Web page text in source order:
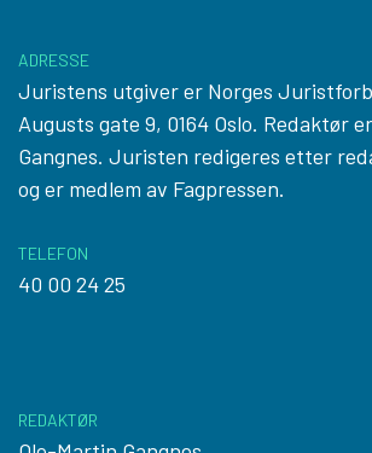
ADRESSE
Juristens utgiver er Norges
Augusts gate 9, 0164 Oslo. Redaktør
Gangnes. Juristen redigeres etter
og er medlem av Fagpressen.
TELEFON
40 00 24 25
REDAKTØR